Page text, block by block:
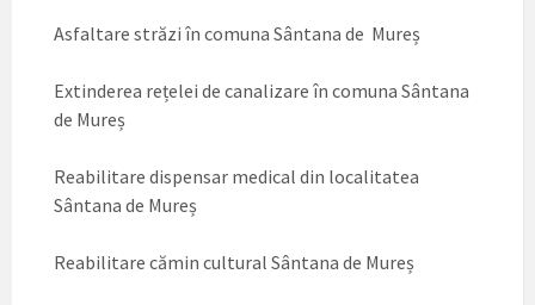
Asfaltare străzi în comuna Sântana de Mureș
Extinderea rețelei de canalizare în comuna Sântana
de Mureș
Reabilitare dispensar medical din localitatea
Sântana de Mureș
Reabilitare cămin cultural Sântana de Mureș